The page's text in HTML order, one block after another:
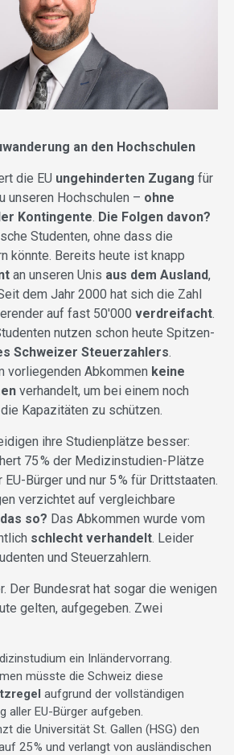
an den Hochschulen
die EU ungehinderten Zugang für
unseren Hochschulen – ohne
Kontingente. Die Folgen davon?
Studenten, ohne dass die
könnte. Bereits heute ist knapp
an unseren Unis aus dem Ausland,
dem Jahr 2000 hat sich die Zahl
auf fast 50'000 verdreifacht.
nutzen schon heute Spitzen-
Schweizer Steuerzahlers.
vorliegenden Abkommen keine
verhandelt, um bei einem noch
Kapazitäten zu schützen.
ihre Studienplätze besser:
75% der Medizinstudien-Plätze
EU-Bürger und nur 5% für Drittstaaten.
verzichtet auf vergleichbare
so? Das Abkommen wurde vom
schlecht verhandelt. Leider
und Steuerzahlern.
Der Bundesrat hat sogar die wenigen
gelten, aufgegeben. Zwei
ein Inländervorrang.
müsste die Schweiz diese
aufgrund der vollständigen
aller EU-Bürger aufgeben.
die Universität St. Gallen (HSG) den
25% und verlangt von ausländischen